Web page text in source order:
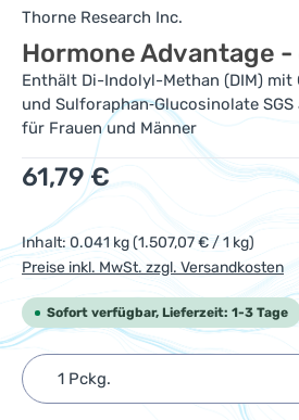
Thorne Research Inc.
Hormone Advantage -
Enthält Di-Indolyl-Methan (DIM)
und Sulforaphan‑Glucosinolate
für Frauen und Männer
Regulärer Preis:
61,79 €
Inhalt: 0.041 kg(1.507,07 € / 1 kg)
Preise inkl. MwSt. zzgl. Versandkosten
Sofort verfügbar, Lieferzeit: 1-3 Tage
Produkt Anzahl: Gib den